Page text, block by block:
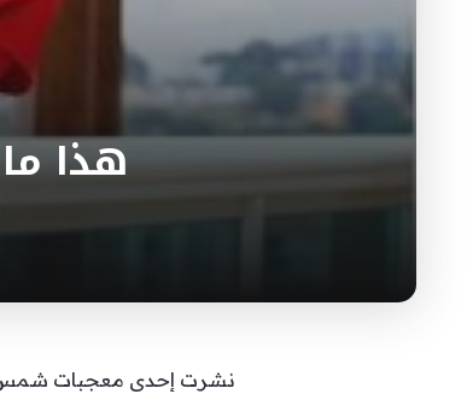
هذا
نشرت إحدى معجبات شمس